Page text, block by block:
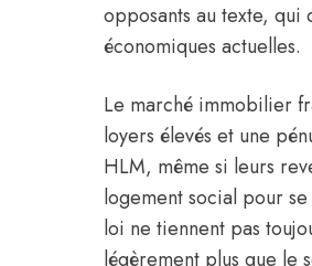
opposants au texte, qui
économiques actuelles.
Le marché immobilier
loyers élevés et une
HLM, même si leurs
logement social pour
loi ne tiennent pas
légèrement plus que le